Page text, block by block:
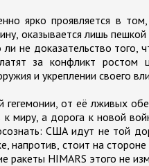
ярко проявляется в
оказывается лишь
не доказательство того,
за конфликт ростом
и укреплении своего
гегемонии, от её лживых
миру, а дорога к новой
США идут не той
напротив, стоит на
ракеты HIMARS этого не